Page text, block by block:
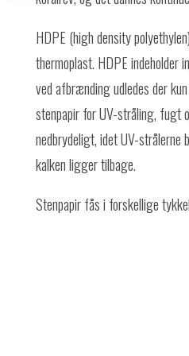
HDPE (high density
thermoplast. HDPE indeholder
ved afbrænding udledes der
stenpapir for UV-stråling, fugt
nedbrydeligt, idet UV-strålerne
kalken ligger tilbage.
Stenpapir fås i forskellige